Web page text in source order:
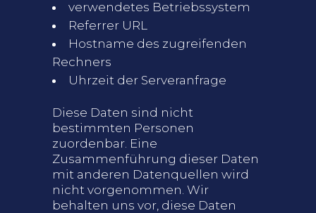
verwendetes Betriebssystem
Referrer URL
Hostname des zugreifenden
Rechners
Uhrzeit der Serveranfrage
Diese Daten sind nicht
bestimmten Personen
zuordenbar. Eine
Zusammenführung dieser Daten
mit anderen Datenquellen wird
nicht vorgenommen. Wir
behalten uns vor, diese Daten